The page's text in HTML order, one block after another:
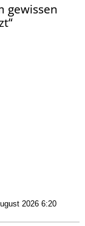
gewissen
2026 6:20